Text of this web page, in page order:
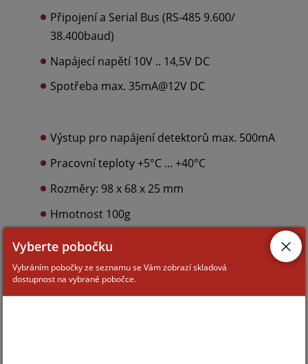
Připojení a Serial Bus (RS-485 9.600/
38.400baud)
Napájecí napětí 10V .. 14,5V DC
Spotřeba max. 35mA@12V DC
Výstup pro napájení detektorů max. 500mA
Pracovní teploty +5°C ... +40°C
Rozměry: 98 x 68 x 25 mm
Hmotnost 100g
Volitelné schránky: C90 nebo C100P
Vyberte pobočku
Vybráním pobočky ze seznamu se Vám zobrazí skladová
dostupnost na vybrané pobočce.